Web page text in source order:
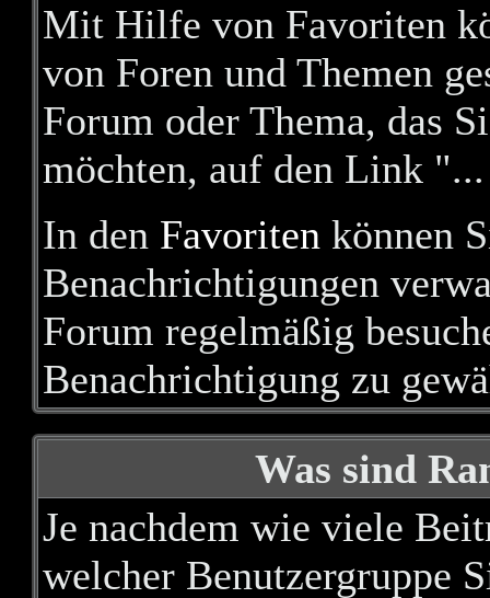
Mit Hilfe von Favoriten
von Foren und Themen
Forum oder Thema, das
möchten, auf den Link
In den Favoriten können
Benachrichtigungen
Forum regelmäßig
Benachrichtigung zu
Was sind
Je nachdem wie viele
welcher Benutzergruppe